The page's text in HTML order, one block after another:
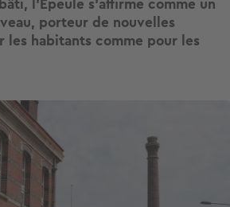
porteur de nouvelles
les habitants comme pour les